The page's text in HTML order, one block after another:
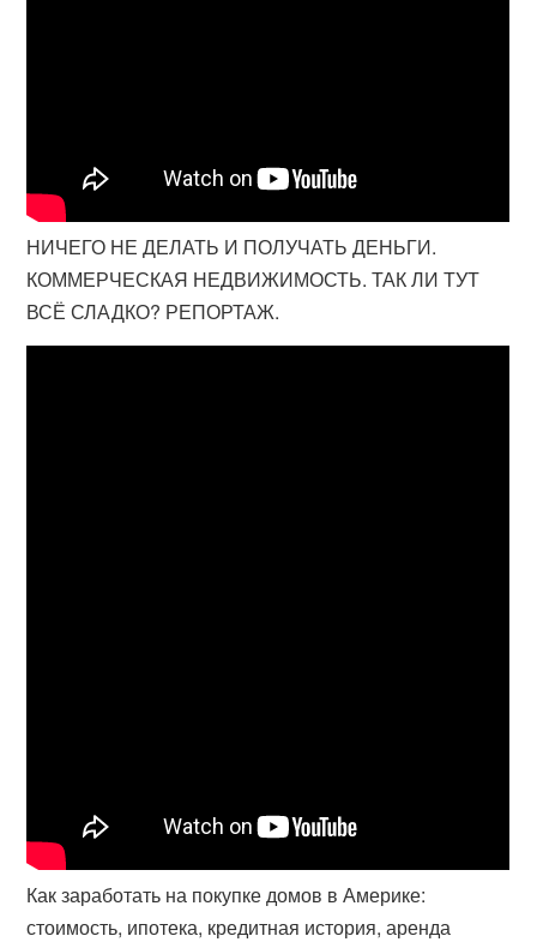
НИЧЕГО НЕ ДЕЛАТЬ И ПОЛУЧАТЬ ДЕНЬГИ.
КОММЕРЧЕСКАЯ НЕДВИЖИМОСТЬ. ТАК ЛИ ТУТ
ВСЁ СЛАДКО? РЕПОРТАЖ.
Как заработать на покупке домов в Америке:
стоимость, ипотека, кредитная история, аренда